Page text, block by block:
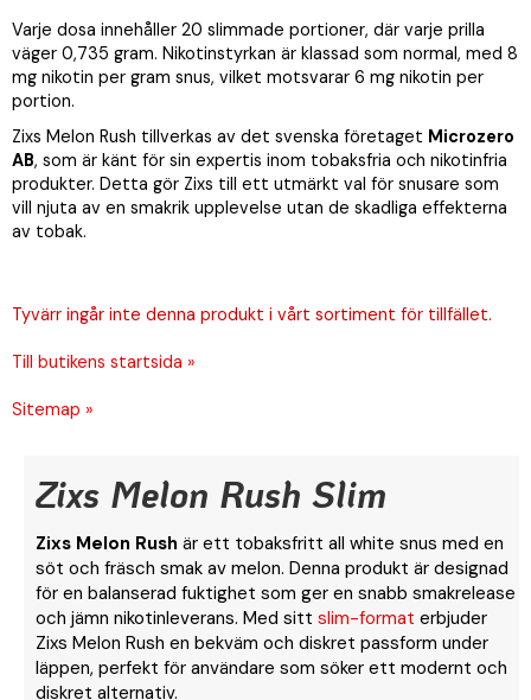
Varje dosa innehåller 20 slimmade portioner, där varje prilla
väger 0,735 gram. Nikotinstyrkan är klassad som normal, med 8
mg nikotin per gram snus, vilket motsvarar 6 mg nikotin per
portion.
Zixs Melon Rush tillverkas av det svenska företaget Microzero
AB, som är känt för sin expertis inom tobaksfria och nikotinfria
produkter. Detta gör Zixs till ett utmärkt val för snusare som
vill njuta av en smakrik upplevelse utan de skadliga effekterna
av tobak.
Tyvärr ingår inte denna produkt i vårt sortiment för tillfället.
Till butikens startsida »
Sitemap »
Zixs Melon Rush Slim
Zixs Melon Rush är ett tobaksfritt all white snus med en
söt och fräsch smak av melon. Denna produkt är designad
för en balanserad fuktighet som ger en snabb smakrelease
och jämn nikotinleverans. Med sitt slim-format erbjuder
Zixs Melon Rush en bekväm och diskret passform under
läppen, perfekt för användare som söker ett modernt och
diskret alternativ.